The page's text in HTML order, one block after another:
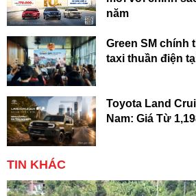
năm
Green SM chính
taxi thuần điện
Toyota Land
Nam: Giá Từ
TIN KHÁC